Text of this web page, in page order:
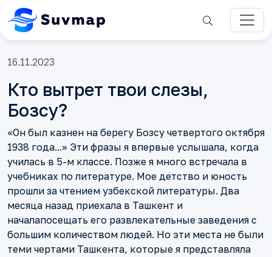
16.11.2023
Кто вытрет твои слезы,
Бозсу?
«Он был казнен на берегу Бозсу четвертого октября
1938 года...» Эти фразы я впервые услышала, когда
училась в 5-м классе. Позже я много встречала в
учебниках по литературе. Мое детство и юность
прошли за чтением узбекской литературы. Два
месяца назад приехала в Ташкент и
началапосещать его развлекательные заведения с
большим количеством людей. Но эти места не были
теми чертами Ташкента, которые я представляла